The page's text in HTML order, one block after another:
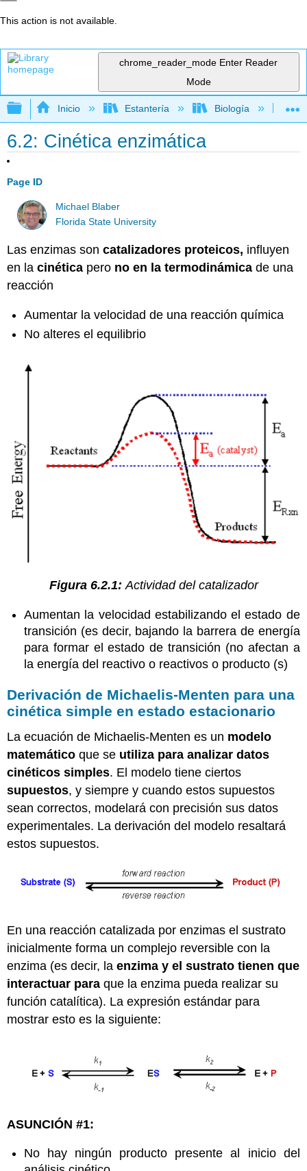
This action is not available.
chrome_reader_mode Enter Reader
Mode
Expandir/contraer jerarquía global
Inicio Estantería Biología
6.2: Cinética enzimática
Page ID
Michael Blaber
Florida State University
Las enzimas soncatalizadores proteicos, influyen
en lacinética pero no en la termodinámica de una
reacción
Aumentar la velocidad de una reacción química
No alteres el equilibrio
Figura 6.2.1: Actividad del catalizador
Aumentan la velocidad estabilizando el estado de
transición (es decir, bajando la barrera de energía
para formar el estado de transición (no afectan a
la energía del reactivo o reactivos o producto (s)
Derivación de Michaelis-Menten para una
cinética simple en estado estacionario
La ecuación de Michaelis-Menten es un modelo
matemático que se utiliza para analizar datos
cinéticos simples. El modelo tiene ciertos
supuestos, y siempre y cuando estos supuestos
sean correctos, modelará con precisión sus datos
experimentales. La derivación del modelo resaltará
estos supuestos.
En una reacción catalizada por enzimas el sustrato
inicialmente forma un complejo reversible con la
enzima (es decir, laenzima y el sustrato tienen que
interactuar para que la enzima pueda realizar su
función catalítica). La expresión estándar para
mostrar esto es la siguiente:
ASUNCIÓN #1:
No hay ningún producto presente al inicio del